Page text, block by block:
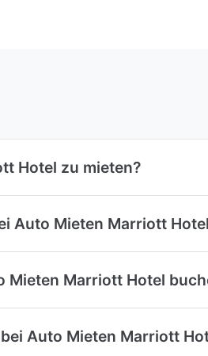
Hotel zu mieten?
Auto Mieten Marriott
Mieten Marriott Hotel
Auto Mieten Marriott